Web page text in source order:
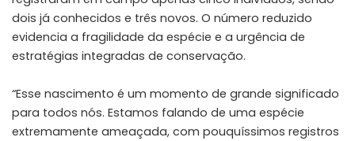
dois já conhecidos e três novos. O número reduzido
evidencia a fragilidade da espécie e a urgência de
estratégias integradas de conservação.
“Esse nascimento é um momento de grande significado
para todos nós. Estamos falando de uma espécie
extremamente ameaçada, com pouquíssimos registros